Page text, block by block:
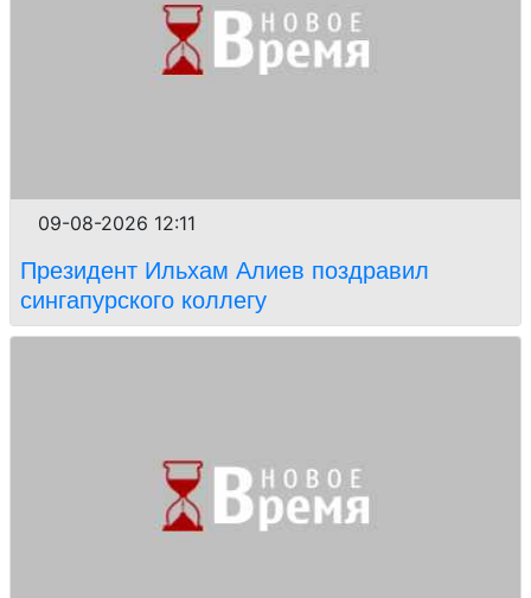
09-08-2026 12:11
Президент Ильхам Алиев поздравил
сингапурского коллегу